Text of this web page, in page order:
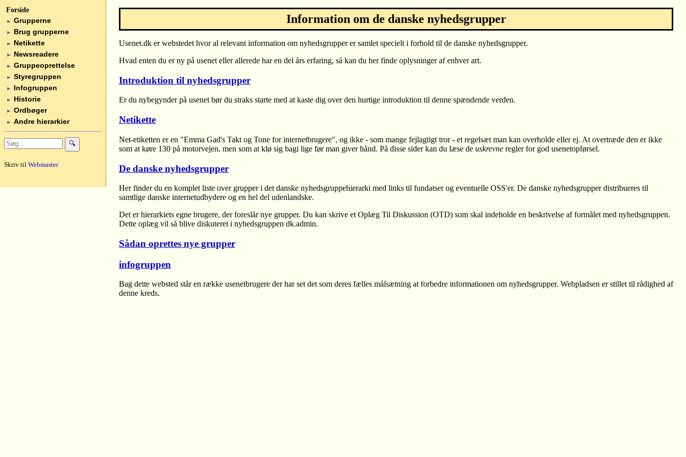
Forside
► Grupperne
► Brug grupperne
► Netikette
► Newsreadere
► Gruppeoprettelse
► Styregruppen
► Infogruppen
► Historie
► Ordbøger
► Andre hierarkier
🔍
Skriv til Webmaster
Information om de danske nyhedsgrupper
Usenet.dk er webstedet hvor al relevant information om nyhedsgrupper er samlet specielt i forhold til de danske nyhedsgrupper.
Hvad enten du er ny på usenet eller allerede har en del års erfaring, så kan du her finde oplysninger af enhver art.
Introduktion til nyhedsgrupper
Er du nybegynder på usenet bør du straks starte med at kaste dig over den hurtige introduktion til denne spændende verden.
Netikette
Net-etiketten er en "Emma Gad's Takt og Tone for internetbrugere", og ikke - som mange fejlagtigt tror - et regelsæt man kan overholde eller ej. At overtræde den er ikke
som at køre 130 på motorvejen, men som at klø sig bagi lige før man giver hånd. På disse sider kan du læse de uskrevne regler for god usenetopførsel.
De danske nyhedsgrupper
Her finder du en komplet liste over grupper i det danske nyhedsgruppehierarki med links til fundatser og eventuelle OSS'er. De danske nyhedsgrupper distribueres til
samtlige danske internetudbydere og en hel del udenlandske.
Det er hierarkiets egne brugere, der foreslår nye grupper. Du kan skrive et Oplæg Til Diskussion (OTD) som skal indeholde en beskrivelse af formålet med nyhedsgruppen.
Dette oplæg vil så blive diskuteret i nyhedsgruppen dk.admin.
Sådan oprettes nye grupper
infogruppen
Bag dette websted står en række usenetbrugere der har set det som deres fælles målsætning at forbedre informationen om nyhedsgrupper. Webpladsen er stillet til rådighed af
denne kreds.